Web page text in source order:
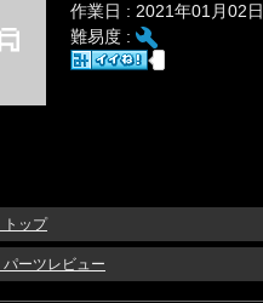
作業日 : 2021年01月02日
難易度 :
トップ
ーツレビュー